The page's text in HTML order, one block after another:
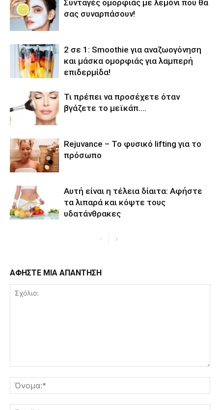
Συνταγές ομορφιάς με λεμόνι που θα
σας συναρπάσουν!
2 σε 1: Smoothie για αναζωογόνηση
και μάσκα ομορφιάς για λαμπερή
επιδερμίδα!
Τι πρέπει να προσέχετε όταν
βγάζετε το μεϊκάπ….
Rejuvance – Το φυσικό lifting για το
πρόσωπο
Αυτή είναι η τέλεια δίαιτα: Αφήστε
τα λιπαρά και κόψτε τους
υδατάνθρακες
ΑΦΗΣΤΕ ΜΙΑ ΑΠΑΝΤΗΣΗ